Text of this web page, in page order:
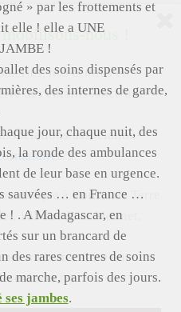
» par les frottements et
elle ! elle a UNE
!
des soins dispensés par
des internes de garde,
jour, chaque nuit, des
la ronde des ambulances
de leur base en urgence.
sauvées … en France …
! . A Madagascar, en
sur un brancard de
des rares centres de soins
marche, parfois des jours.
jambes.
nous !
nos centres en
des enfants lance une
association-
5
chèque à l’ordre de Terre
165 rue Jean Monnet,
souhaitez faire un